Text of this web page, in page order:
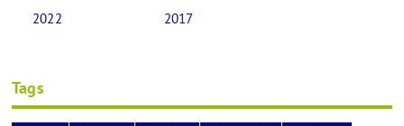
2022
2017
Tags